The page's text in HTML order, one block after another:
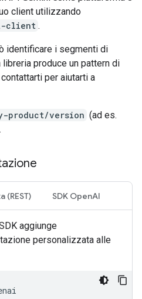
client utilizzando
client .
identificare i segmenti di
produce un pattern di
per aiutarti a
product/version (ad es.
(REST) SDK OpenAI
aggiunge
personalizzata alle